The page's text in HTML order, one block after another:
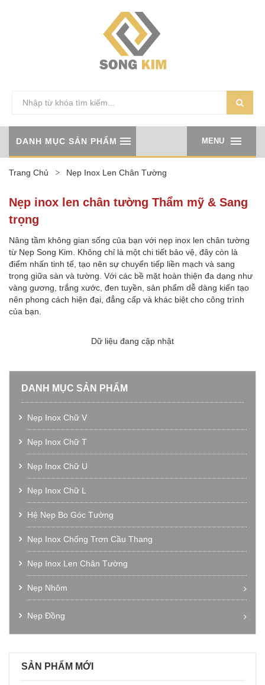
MENU
DANH MỤC SẢN PHẨM
Trang Chủ Nẹp Inox Len Chân Tường
Nẹp inox len chân tường Thẩm mỹ & Sang
trọng
Nâng tầm không gian sống của bạn với nẹp inox len chân tường
từ Nẹp Song Kim. Không chỉ là một chi tiết bảo vệ, đây còn là
điểm nhấn tinh tế, tạo nên sự chuyển tiếp liền mạch và sang
trọng giữa sàn và tường. Với các bề mặt hoàn thiện đa dạng như
vàng gương, trắng xước, đen tuyền, sản phẩm dễ dàng kiến tạo
nên phong cách hiện đại, đẳng cấp và khác biệt cho công trình
của bạn.
Dữ liệu đang cập nhật
DANH MỤC SẢN PHẨM
Nẹp Inox Chữ V
Nẹp Inox Chữ T
Nẹp Inox Chữ U
Nẹp Inox Chữ L
Hệ Nẹp Bo Góc Tường
Nẹp Inox Chống Trơn Cầu Thang
Nẹp Inox Len Chân Tường
Nẹp Nhôm
Nẹp Nhôm Chữ V
Nẹp Nhôm Chữ M
Nẹp Đồng
SẢN PHẨM MỚI